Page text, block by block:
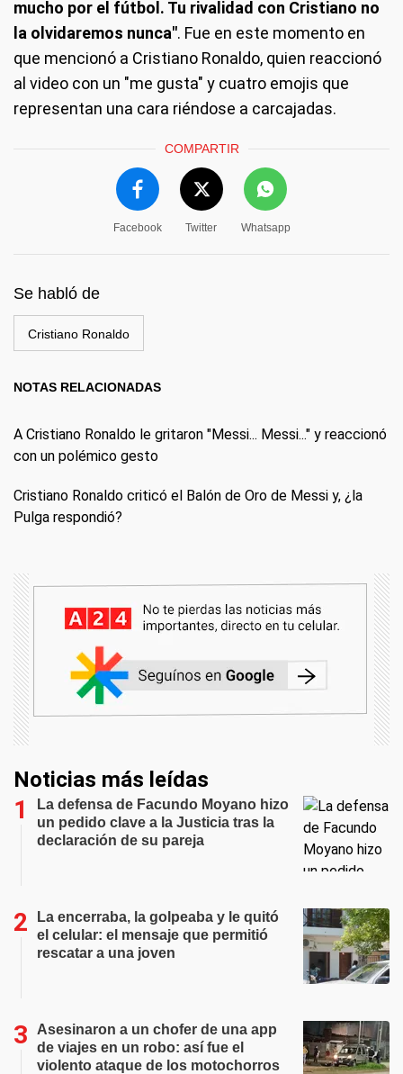
mucho por el fútbol. Tu rivalidad con Cristiano no
la olvidaremos nunca". Fue en este momento en
que mencionó a Cristiano Ronaldo, quien reaccionó
al video con un "me gusta" y cuatro emojis que
representan una cara riéndose a carcajadas.
COMPARTIR
Facebook Twitter Whatsapp
Se habló de
Cristiano Ronaldo
NOTAS RELACIONADAS
A Cristiano Ronaldo le gritaron "Messi... Messi..." y reaccionó
con un polémico gesto
Cristiano Ronaldo criticó el Balón de Oro de Messi y, ¿la
Pulga respondió?
Noticias más leídas
La defensa de Facundo Moyano hizo
un pedido clave a la Justicia tras la
declaración de su pareja
La encerraba, la golpeaba y le quitó
el celular: el mensaje que permitió
rescatar a una joven
Asesinaron a un chofer de una app
de viajes en un robo: así fue el
violento ataque de los motochorros